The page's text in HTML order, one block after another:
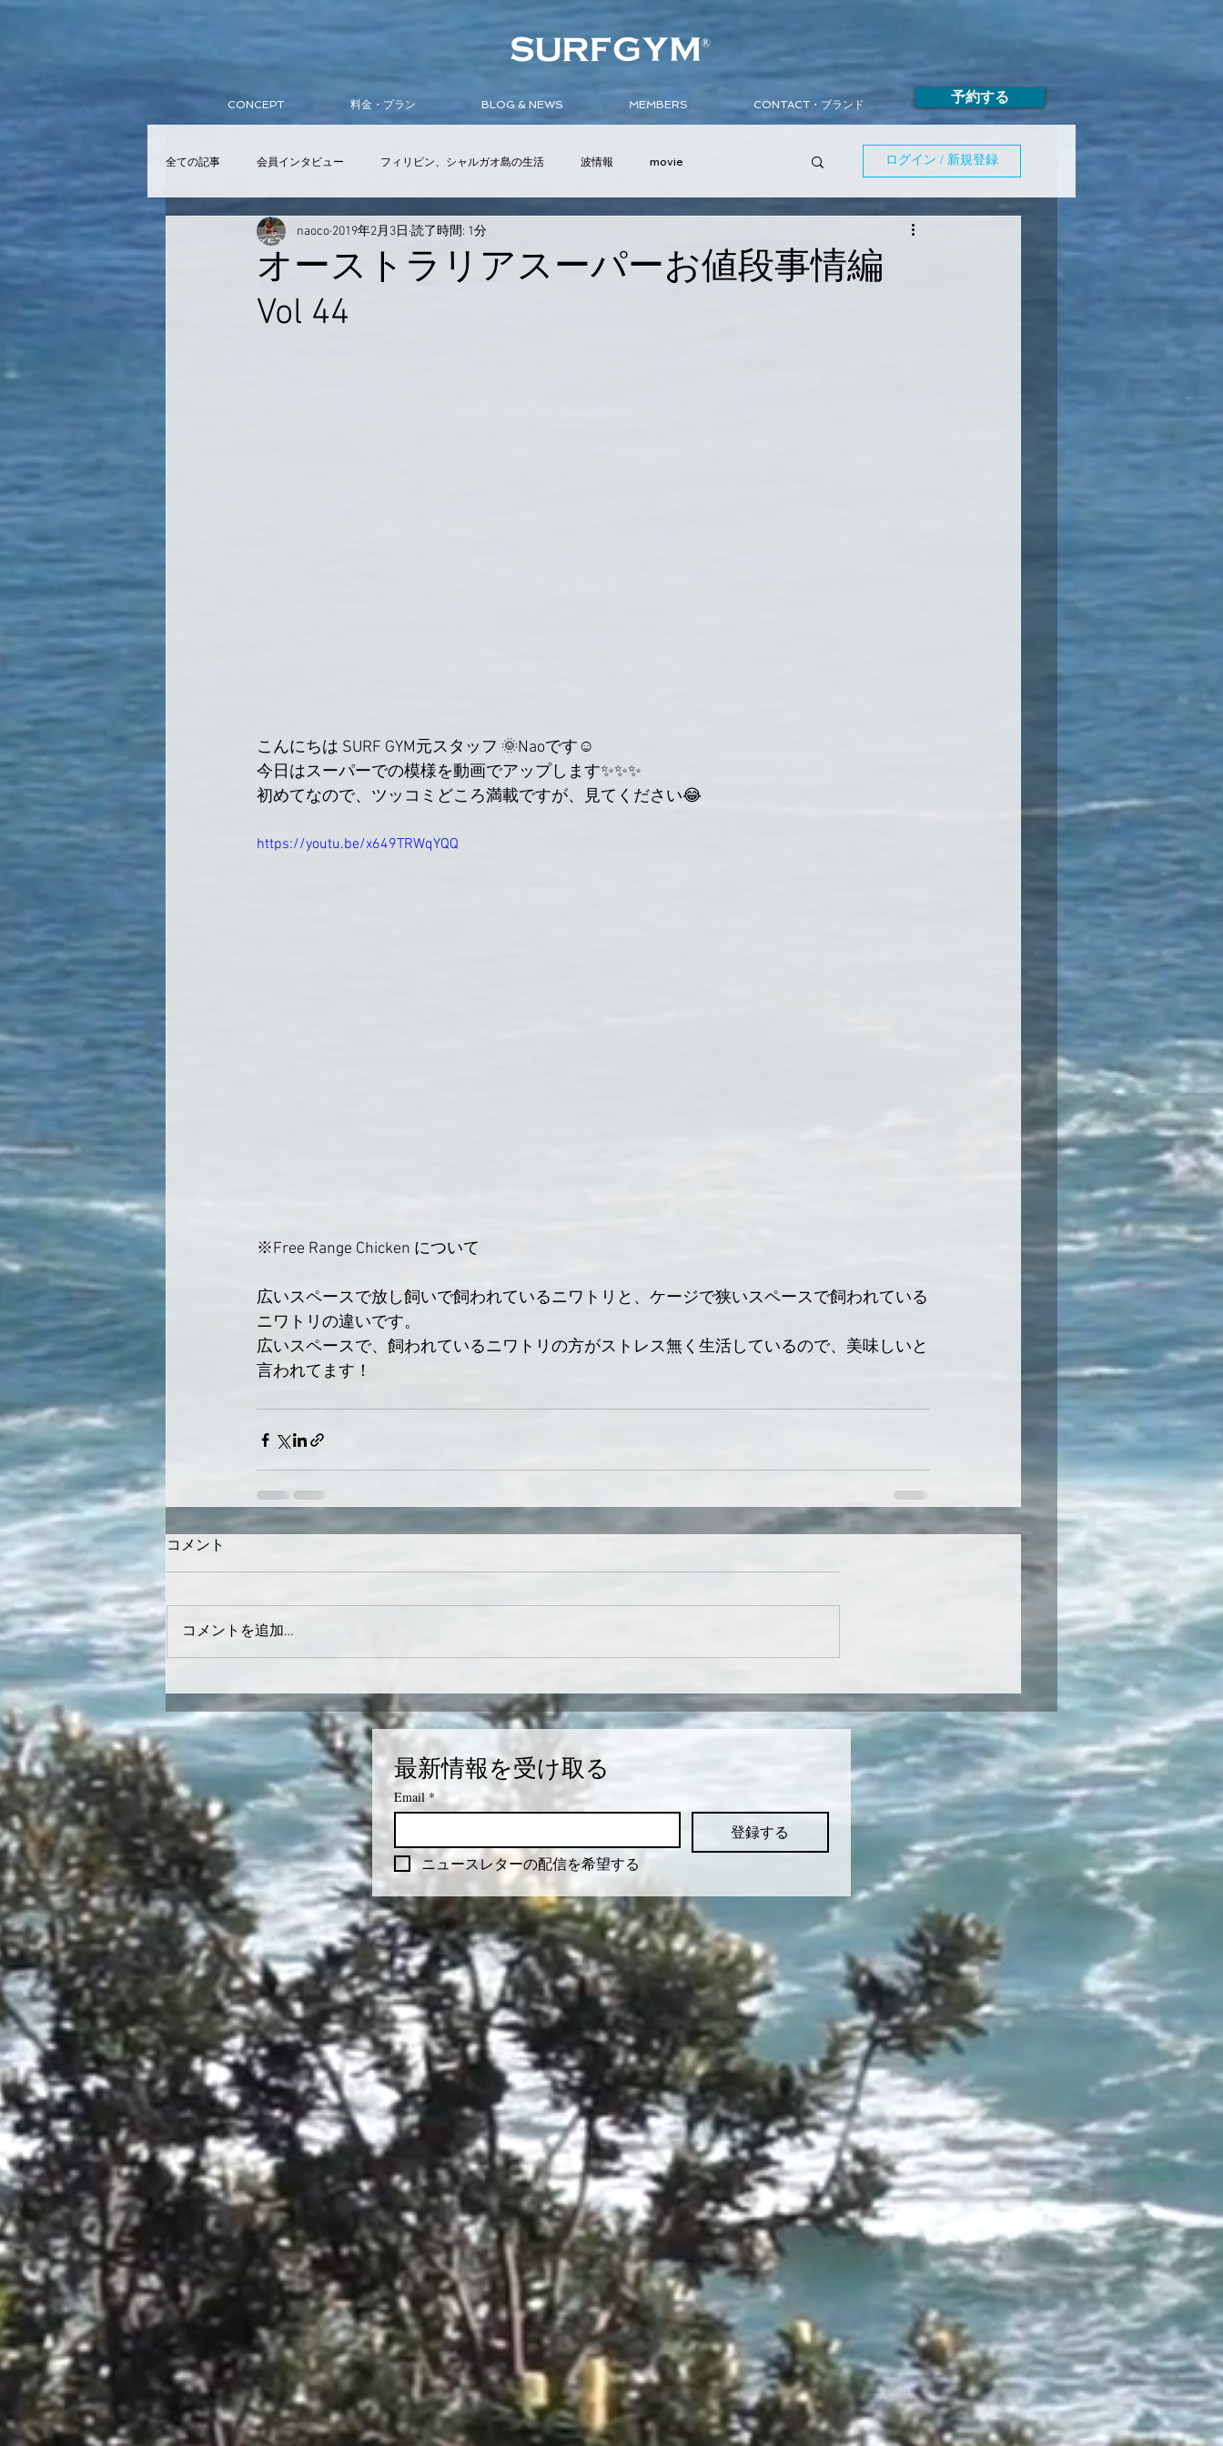
CONCEPT 料金・プラン BLOG & NEWS MEMBERS CONTACT・ブランド 予約する
全ての記事 会員インタビュー フィリピン、シャルガオ島の生活 波情報 movie
サーフィンスクール 入会 アンバサダー
提携スクール Wellness Club
ログイン / 新規登録
オーストラリアスーパーお値段事情編
Vol 44
naoco 2019年2月3日 読了時間: 1分
こんにちは SURF GYM元スタッフ 🌞Naoです☺︎
今日はスーパーでの模様を動画でアップします✨✨✨
初めてなので、ツッコミどころ満載ですが、見てください😂
https://youtu.be/x649TRWqYQQ
※Free Range Chicken について
広いスペースで放し飼いで飼われているニワトリと、ケージで狭いスペースで飼われている
ニワトリの違いです。
広いスペースで、飼われているニワトリの方がストレス無く生活しているので、美味しいと
言われてます！
コメント
コメントを追加…
最新情報を受け取る
Email *
登録する
ニュースレターの配信を希望する